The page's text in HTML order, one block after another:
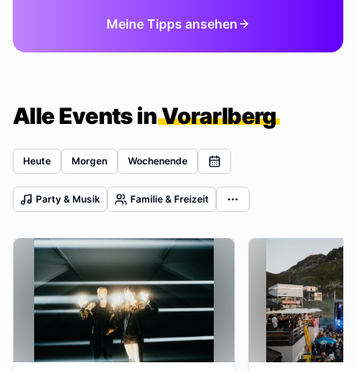
Meine Tipps ansehen
Alle Events inVorarlberg
Heute Morgen Wochenende
Party & Musik Familie & Freizeit